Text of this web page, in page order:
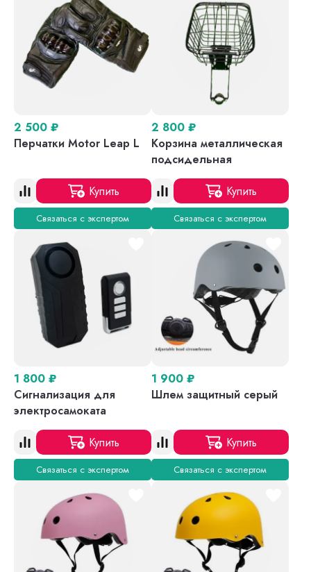
2 500 ₽
Перчатки Motor Leap L
Купить
Связаться с экспертом
2 800 ₽
Корзина металлическая
подсидельная
Купить
Связаться с экспертом
1 800 ₽
Сигнализация для
электросамоката
Купить
Связаться с экспертом
1 900 ₽
Шлем защитный серый
Купить
Связаться с экспертом